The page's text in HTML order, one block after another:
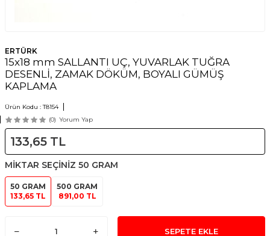
ERTÜRK
15x18 mm SALLANTI UÇ, YUVARLAK TUĞRA
DESENLİ, ZAMAK DÖKÜM, BOYALI GÜMÜŞ
KAPLAMA
Ürün Kodu :T8154
(0) Yorum Yap
133,65 TL
MİKTAR SEÇİNİZ 50 GRAM
50 GRAM
133,65 TL
500 GRAM
891,00 TL
SEPETE EKLE